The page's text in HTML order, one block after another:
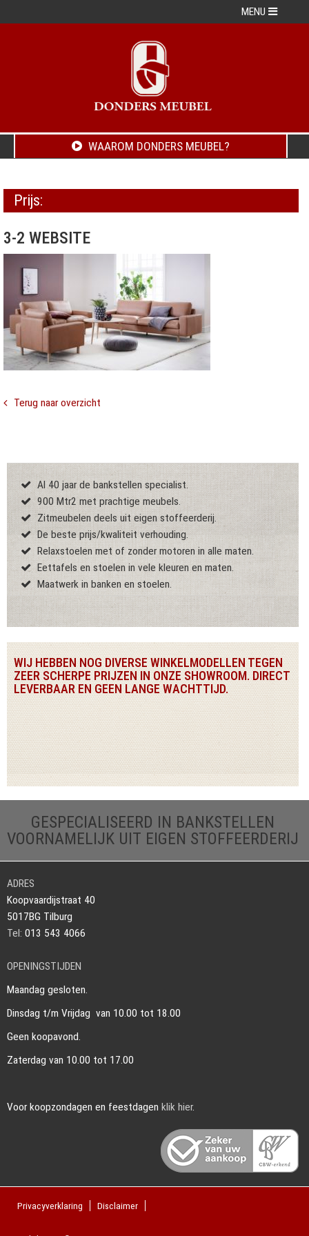
MENU
WAAROM DONDERS MEUBEL?
Prijs:
3-2 WEBSITE
Terug naar overzicht
Al 40 jaar de bankstellen specialist.
900 Mtr2 met prachtige meubels.
Zitmeubelen deels uit eigen stoffeerderij.
De beste prijs/kwaliteit verhouding.
Relaxstoelen met of zonder motoren in alle maten.
Eettafels en stoelen in vele kleuren en maten.
Maatwerk in banken en stoelen.
WIJ HEBBEN NOG DIVERSE WINKELMODELLEN TEGEN
ZEER SCHERPE PRIJZEN IN ONZE SHOWROOM. DIRECT
LEVERBAAR EN GEEN LANGE WACHTTIJD.
GESPECIALISEERD IN BANKSTELLEN
VOORNAMELIJK UIT EIGEN STOFFEERDERIJ
ADRES
Koopvaardijstraat 40
5017BG Tilburg
Tel: 013 543 4066
OPENINGSTIJDEN
Maandag gesloten.
Dinsdag t/m Vrijdag van 10.00 tot 18.00
Geen koopavond.
Zaterdag van 10.00 tot 17.00
Voor koopzondagen en feestdagen klik hier.
Privacyverklaring Disclaimer